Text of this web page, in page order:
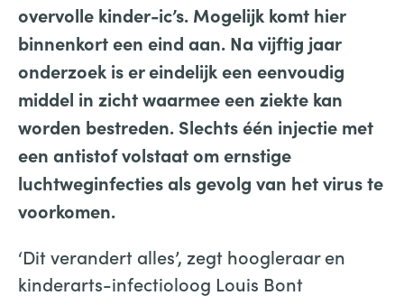
overvolle kinder-ic’s. Mogelijk komt hier
binnenkort een eind aan. Na vijftig jaar
onderzoek is er eindelijk een eenvoudig
middel in zicht waarmee een ziekte kan
worden bestreden. Slechts één injectie met
een antistof volstaat om ernstige
luchtweginfecties als gevolg van het virus te
voorkomen.
‘Dit verandert alles’, zegt hoogleraar en
kinderarts-infectioloog Louis Bont